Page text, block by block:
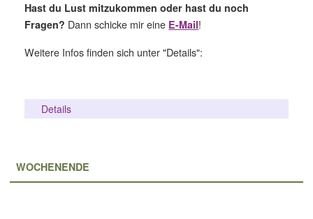
Hast du Lust mitzukommen oder hast du noch
Fragen? Dann schicke mir eine E-Mail!
Weitere Infos finden sich unter "Details":
Details
WOCHENENDE